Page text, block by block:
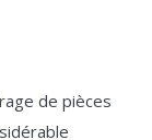
de pièces